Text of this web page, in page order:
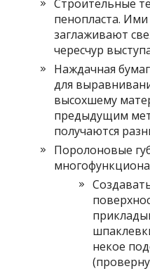
Строительные
пенопласта.
заглаживают
чересчур
Наждачная
для
высохшему
предыдущим
получаются
Поролоновые
некое